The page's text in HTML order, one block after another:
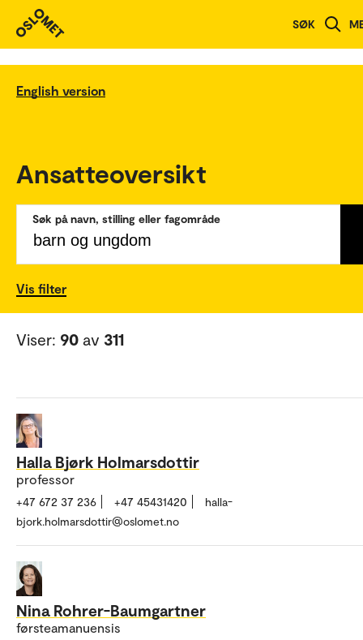
SØK
English version
Ansatteoversikt
Søk på navn, stilling eller fagområde
Vis filter
Viser: 90 av 311
Halla Bjørk Holmarsdottir
professor
+47 672 37 236 +47 45431420
halla-
bjork.holmarsdottir@oslomet.no
Nina Rohrer-Baumgartner
førsteamanuensis